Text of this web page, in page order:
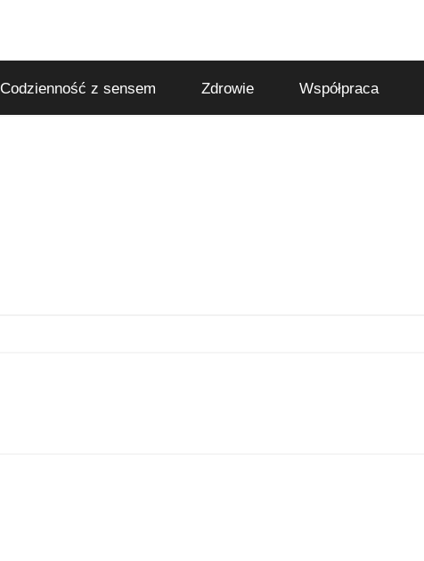
Codzienność z sensem Zdrowie Współpraca